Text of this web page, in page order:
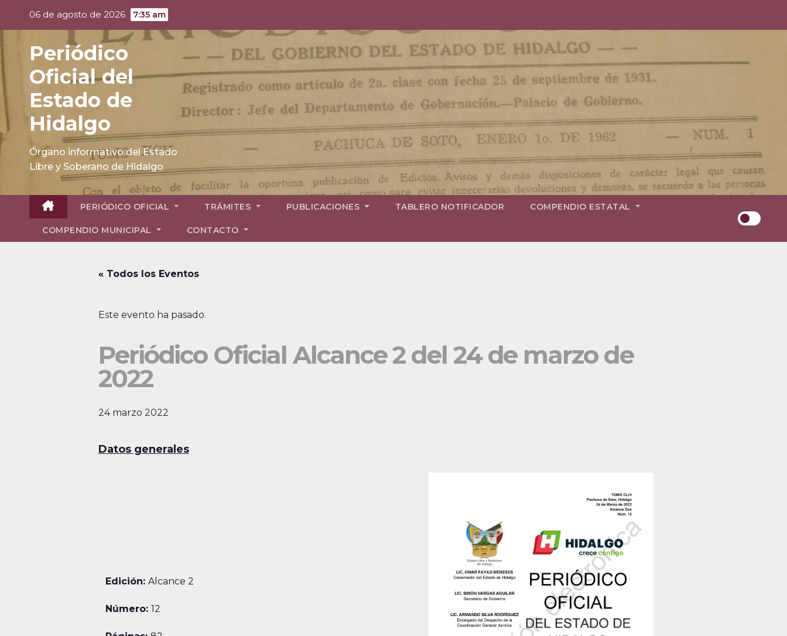
06 de agosto de 2026 7:35 am
Periódico
Oficial del
Estado de
Hidalgo
Órgano informativo del Estado
Libre y Soberano de Hidalgo
PERIÓDICO OFICIAL TRÁMITES PUBLICACIONES TABLERO NOTIFICADOR COMPENDIO ESTATAL
COMPENDIO MUNICIPAL CONTACTO
« Todos los Eventos
Este evento ha pasado.
Periódico Oficial Alcance 2 del 24 de marzo de
2022
24 marzo 2022
Datos generales
Edición:Alcance 2
Número:12